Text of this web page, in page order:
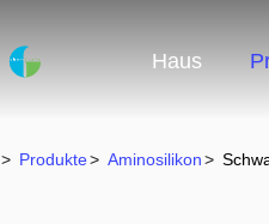
Haus
> Produkte> Aminosilikon>